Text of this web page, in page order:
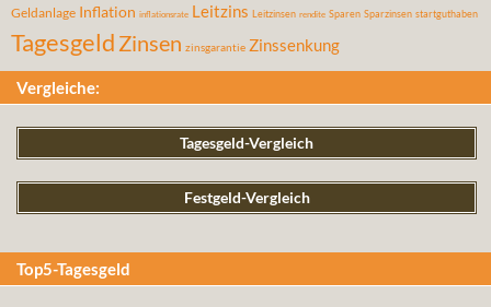
Geldanlage Inflation inflationsrate Leitzins Leitzinsen rendite Sparen Sparzinsen startguthaben
Tagesgeld Zinsen zinsgarantie Zinssenkung
Vergleiche:
Tagesgeld-Vergleich
Festgeld-Vergleich
Top5-Tagesgeld